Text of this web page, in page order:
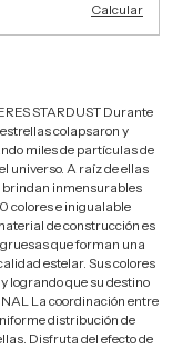
Calcular
STARDUST Durante
colapsaron y
miles de partículas de
universo. A raíz de ellas
brindan inmensurables
colores e inigualable
de construcción es
que forman una
estelar. Sus colores
logrando que su destino
La coordinación entre
distribución de
Disfruta del efecto de